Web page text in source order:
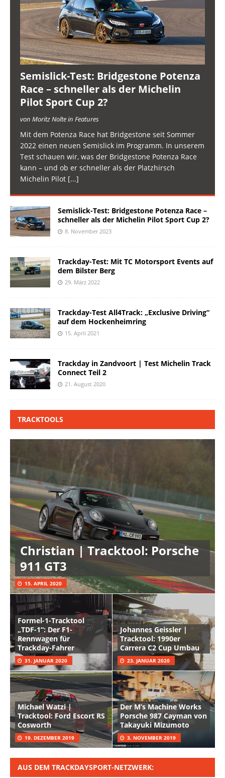
Semislick-Test: Bridgestone Potenza
Race – schneller als der Michelin
Pilot Sport Cup 2?
von Moritz Nolte in Features
Mit dem Potenza Race hat Bridgestone seit Sommer
2022 einen neuen Semislick im Programm. In unserem
Test schauen wir, was der Bridgestone Potenza Race
kann – und ob er schneller als der Platzhirsch
Michelin Pilot [...]
Semislick-Test: Bridgestone Potenza Race –
schneller als der Michelin Pilot Sport Cup 2?
8. November 2023
Trackday-Test: Mit TC Motorsport Events auf
dem Bilster Berg
29. März 2022
Trackday-Test All4Track: „Exclusive Driving“
auf dem Hockenheimring
15. April 2021
Trackday in Zandvoort | Test Michelin Track
Connect Teil 2
21. August 2020
TRACKTOOLS
Christian | Tracktool: Porsche
911 GT3
15. APRIL 2020
Formel-1-Tracktool
„TDF-1“: Der F1-
Rennwagen für
Trackday-Fahrer
31. JANUAR 2020
Johannes Geissler |
Tracktool: 1990er
Carrera C2 Cup Umbau
23. JANUAR 2020
Michael Watzi |
Tracktool: Ford Escort RS
Cosworth
19. DEZEMBER 2019
Der M’s Machine Works
Porsche 987 Cayman von
Takayuki Mizumoto
3. NOVEMBER 2019
AUS DEM TRACKDAYSPORT-NETZWERK: